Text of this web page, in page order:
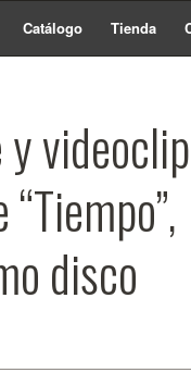
Catálogo Tienda
y videoclip
disco